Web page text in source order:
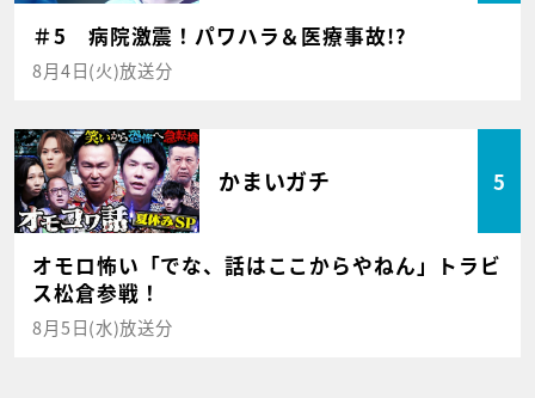
＃5 病院激震！パワハラ＆医療事故!?
8月4日(火)放送分
かまいガチ 5
オモロ怖い「でな、話はここからやねん」トラビ
ス松倉参戦！
8月5日(水)放送分